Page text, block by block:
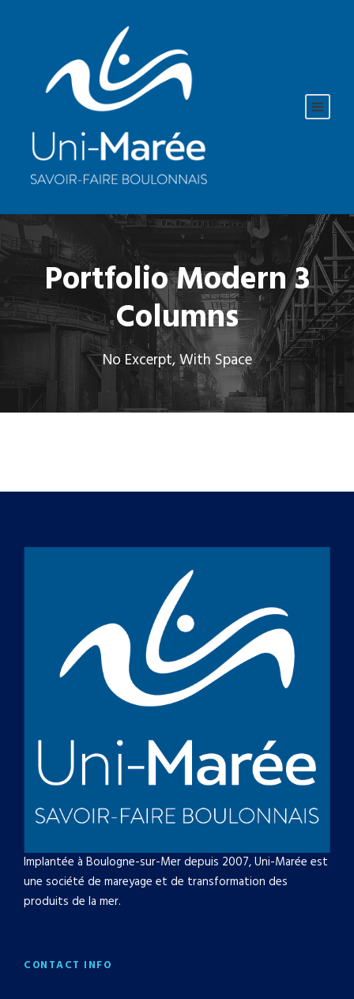
Portfolio Modern 3
Columns
No Excerpt, With Space
Implantée à Boulogne-sur-Mer depuis 2007, Uni-Marée est
une société de mareyage et de transformation des
produits de la mer.
CONTACT INFO